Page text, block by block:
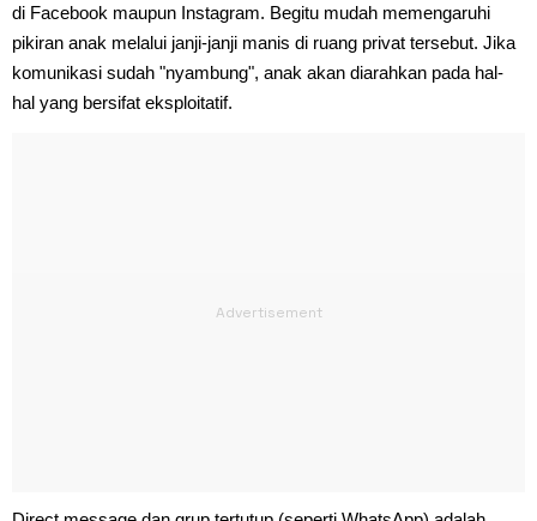
di Facebook maupun Instagram. Begitu mudah memengaruhi
pikiran anak melalui janji-janji manis di ruang privat tersebut. Jika
komunikasi sudah "nyambung", anak akan diarahkan pada hal-
hal yang bersifat eksploitatif.